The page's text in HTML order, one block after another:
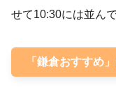
せて10:30には並ん
「鎌倉おすすめ